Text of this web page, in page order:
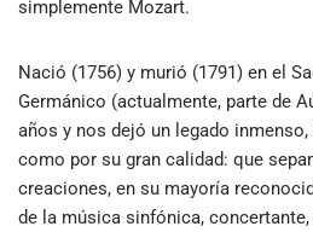
simplemente Mozart.
Nació (1756) y murió (1791) en el
Germánico (actualmente, parte de
años y nos dejó un legado
como por su gran calidad: que
creaciones, en su mayoría
de la música sinfónica, concertante,